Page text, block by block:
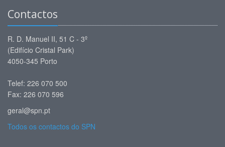
Contactos
R. D. Manuel II, 51 C - 3º
(Edifício Cristal Park)
4050-345 Porto
Telef: 226 070 500
Fax: 226 070 596
geral@spn.pt
Todos os contactos do SPN